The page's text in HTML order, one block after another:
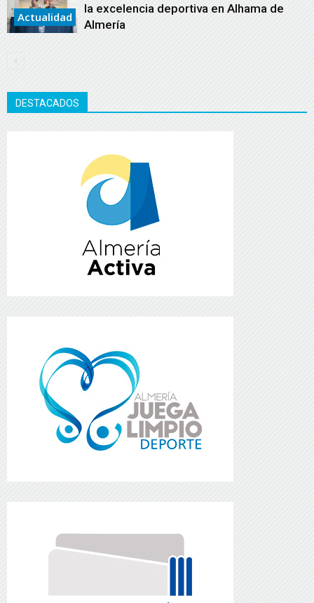
Actualidad
la excelencia deportiva en Alhama de
Almería
DESTACADOS